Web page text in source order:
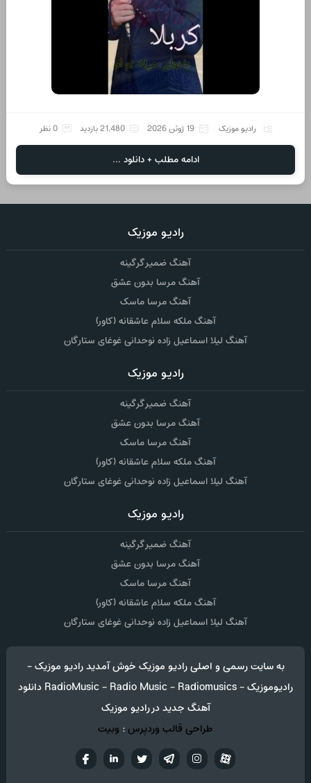
رادیو موزیک 19 ژوئن 2026 21,480 بازدید 0 نظر
ادامه مطلب + دانلود ...
رادیو موزیک
آهنگ ضمیر گرگینه
آهنگ مرسا بدون عشق
آهنگ مرسا ماسک
آهنگ ملکه سلام عاشقانه (کاور)
آهنگ لیلا اسماعیل زاده نوحدانی غوغای ستارگان
رادیو موزیک
آهنگ ضمیر گرگینه
آهنگ مرسا بدون عشق
آهنگ مرسا ماسک
آهنگ ملکه سلام عاشقانه (کاور)
آهنگ لیلا اسماعیل زاده نوحدانی غوغای ستارگان
رادیو موزیک
آهنگ ضمیر گرگینه
آهنگ مرسا بدون عشق
آهنگ مرسا ماسک
آهنگ ملکه سلام عاشقانه (کاور)
آهنگ لیلا اسماعیل زاده نوحدانی غوغای ستارگان
به سایت رسمی و اصلی رادیو موزیک خوش آمدید رادیو موزیک -
رادیوموزیک - RadioMusic - Radio Music - Radiomusics دانلود
آهنگ جدید در رادیو موزیک
طراحی قالب وردپرس: وبیت
تويترتلگراماینستاگرام آپارات